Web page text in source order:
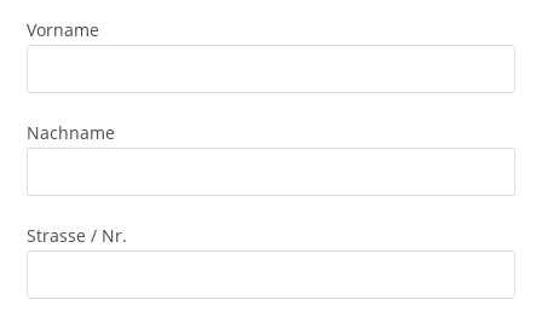
Vorname
Nachname
Strasse / Nr.